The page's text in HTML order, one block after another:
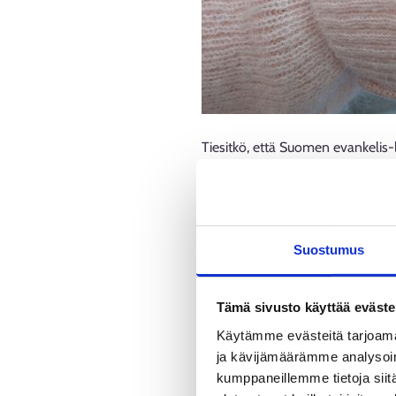
Suostumus
Tämä sivusto käyttää
Käytämme evästeitä
ja kävijämäärämme
kumppaneillemme tietoja
Tiesitkö, että Suomen
työskentelee toki suuri määrä
Hiippakunnat puolestaan
haussa on ollut esimerkiksi
työskennellään monissa